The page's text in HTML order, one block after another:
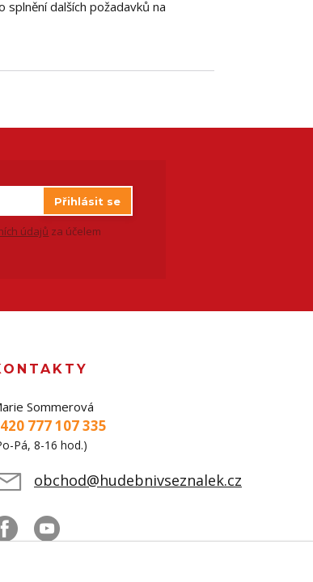
dalších požadavků na
Přihlásit se
údajů za účelem
Sommerová
777 107 335
Pá, 8-16 hod.)
obchod@hudebnivseznalek.cz